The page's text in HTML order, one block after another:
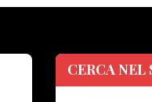
CERCA NEL